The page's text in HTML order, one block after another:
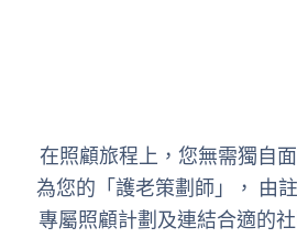
在照顧旅程上，您無需獨自
為您的「護老策劃師」， 由
專屬照顧計劃及連結合適的